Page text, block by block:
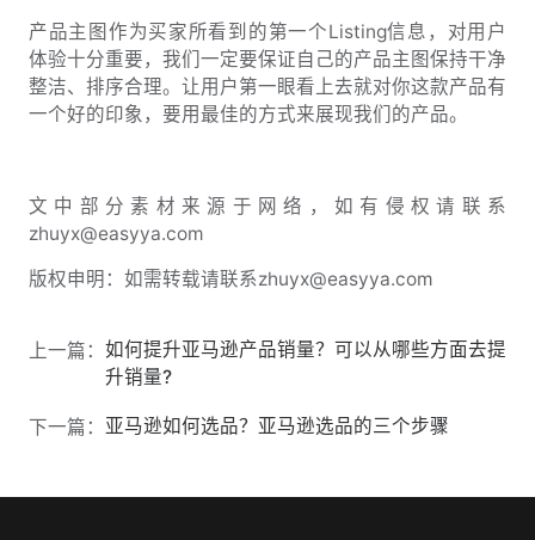
产品主图作为买家所看到的第一个Listing信息，对用户
体验十分重要，我们一定要保证自己的产品主图保持干净
整洁、排序合理。让用户第一眼看上去就对你这款产品有
一个好的印象，要用最佳的方式来展现我们的产品。
文中部分素材来源于网络，如有侵权请联系
zhuyx@easyya.com
版权申明：如需转载请联系zhuyx@easyya.com
上一篇： 如何提升亚马逊产品销量？可以从哪些方面去提
升销量?
下一篇： 亚马逊如何选品？亚马逊选品的三个步骤